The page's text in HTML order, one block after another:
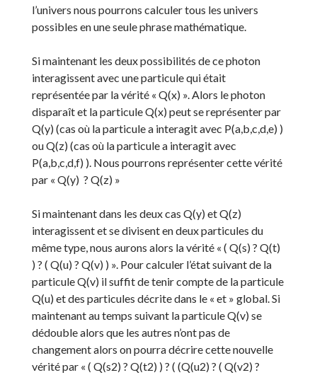
l’univers nous pourrons calculer tous les univers
possibles en une seule phrase mathématique.
Si maintenant les deux possibilités de ce photon
interagissent avec une particule qui était
représentée par la vérité « Q(x) ». Alors le photon
disparaît et la particule Q(x) peut se représenter par
Q(y) (cas où la particule a interagit avec P(a,b,c,d,e) )
ou Q(z) (cas où la particule a interagit avec
P(a,b,c,d,f) ). Nous pourrons représenter cette vérité
par « Q(y) ? Q(z) »
Si maintenant dans les deux cas Q(y) et Q(z)
interagissent et se divisent en deux particules du
même type, nous aurons alors la vérité « ( Q(s) ? Q(t)
) ? ( Q(u) ? Q(v) ) ». Pour calculer l’état suivant de la
particule Q(v) il suffit de tenir compte de la particule
Q(u) et des particules décrite dans le « et » global. Si
maintenant au temps suivant la particule Q(v) se
dédouble alors que les autres n’ont pas de
changement alors on pourra décrire cette nouvelle
vérité par « ( Q(s2) ? Q(t2) ) ? ( (Q(u2) ? ( Q(v2) ?